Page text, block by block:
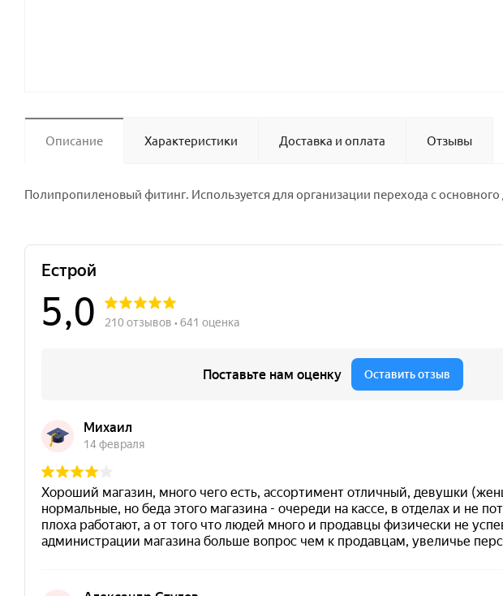
Описание Характеристики Доставка и оплата Отзывы
Полипропиленовый фитинг. Используется для организации перехода с